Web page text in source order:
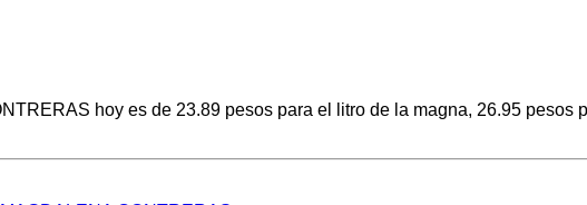
hoy es de 23.89 pesos para el litro de la magna, 26.95 pesos